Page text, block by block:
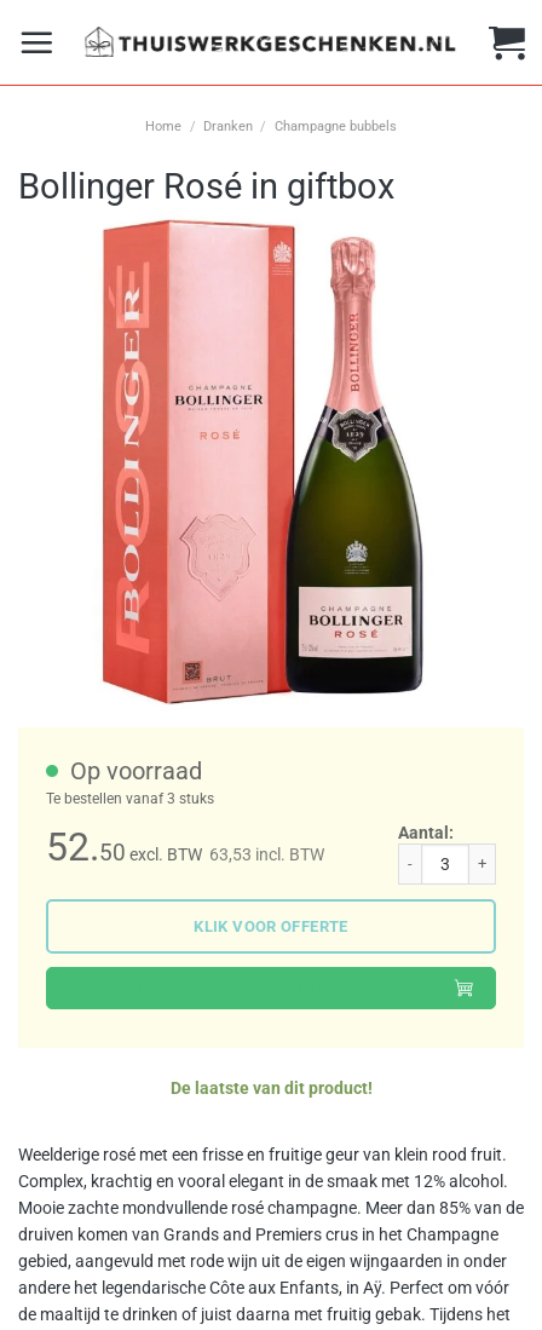
naar
Home / Dranken / Champagne bubbels
Bollinger Rosé in giftbox
Op voorraad
Te bestellen vanaf 3 stuks
52.50 excl. BTW 63,53 incl. BTW
Aantal:
KLIK VOOR OFFERTE
De laatste van dit product!
Weelderige rosé met een frisse en fruitige geur van klein rood fruit.
Complex, krachtig en vooral elegant in de smaak met 12% alcohol.
Mooie zachte mondvullende rosé champagne. Meer dan 85% van de
druiven komen van Grands and Premiers crus in het Champagne
gebied, aangevuld met rode wijn uit de eigen wijngaarden in onder
andere het legendarische Côte aux Enfants, in Aÿ. Perfect om vóór
de maaltijd te drinken of juist daarna met fruitig gebak. Tijdens het